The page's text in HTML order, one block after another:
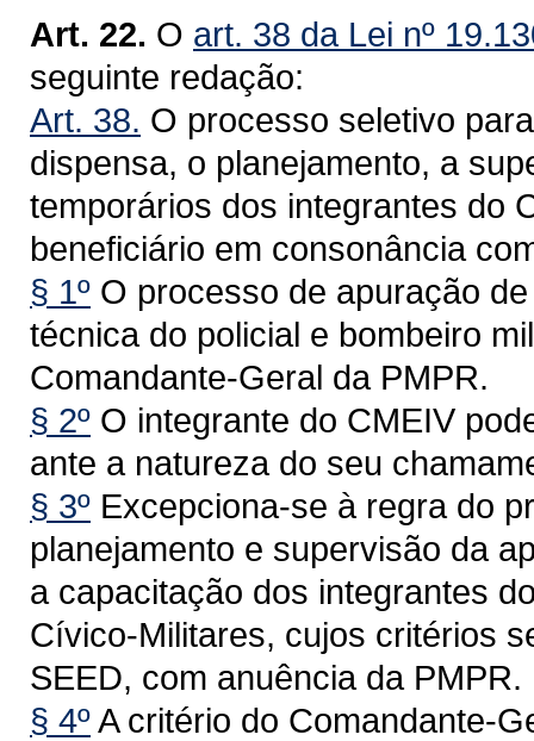
Art. 22. O art. 38 da Lei nº
seguinte redação:
Art. 38. O processo seletivo
dispensa, o planejamento, a
temporários dos integrantes do
beneficiário em consonância
§ 1º O processo de apuração
técnica do policial e bombeiro
Comandante-Geral da PMPR.
§ 2º O integrante do CMEIV
ante a natureza do seu
§ 3º Excepciona-se à regra do
planejamento e supervisão da
a capacitação dos integrantes
Cívico-Militares, cujos critérios
SEED, com anuência da PMPR.
§ 4ºA critério do Comandante-